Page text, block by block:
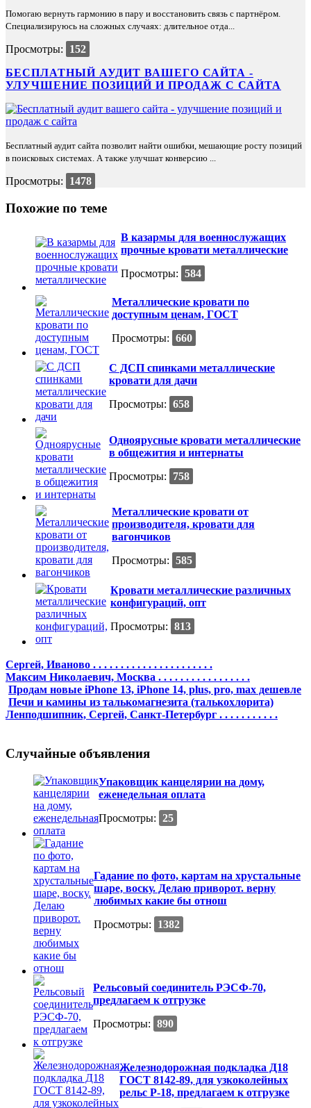
Помогаю вернуть гармонию в пару и восстановить связь с партнёром.
Специализируюсь на сложных случаях: длительное отда...
Просмотры:
152
БЕСПЛАТНЫЙ АУДИТ ВАШЕГО САЙТА -
УЛУЧШЕНИЕ ПОЗИЦИЙ И ПРОДАЖ С САЙТА
Бесплатный аудит сайта позволит найти ошибки, мешающие росту позиций
в поисковых системах. А также улучшат конверсию ...
Просмотры: 1478
Похожие по теме
В казармы для военнослужащих
прочные кровати металлические
Просмотры: 584
Металлические кровати по
доступным ценам, ГОСТ
Просмотры: 660
С ДСП спинками металлические
кровати для дачи
Просмотры: 658
Одноярусные кровати металлические
в общежития и интернаты
Просмотры:
758
Металлические кровати от
производителя, кровати для
вагончиков
Просмотры: 585
Кровати металлические различных
конфигураций, опт
Просмотры: 813
Сергей, Иваново . . . . . . . . . . . . . . . . . . . . . .
Максим Николаевич, Москва . . . . . . . . . . . . . . . . .
Продам новые iPhone 13, iPhone 14, plus, pro, max дешевле
Печи и камины из талькомагнезита (талькохлорита)
Ленподшипник, Сергей, Санкт-Петербург . . . . . . . . . . .
Случайные объявления
Упаковщик канцелярии на дому,
еженедельная оплата
Просмотры: 25
Гадание по фото, картам на хрустальные
шаре, воску. Делаю приворот. верну
любимых какие бы отнош
Просмотры:
1382
Рельсовый соединитель РЭСФ-70,
предлагаем к отгрузке
Просмотры: 890
Железнодорожная подкладка Д18
ГОСТ 8142-89, для узкоколейных
рельс Р-18, предлагаем к отгрузке